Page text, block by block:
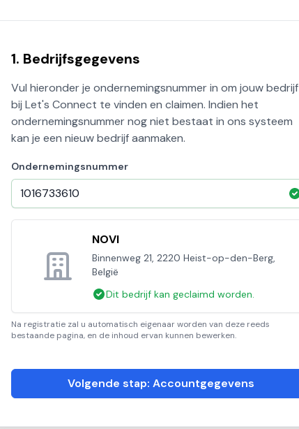
1. Bedrijfsgegevens
Vul hieronder je ondernemingsnummer in om jouw bedrijf
bij Let's Connect te vinden en claimen. Indien het
ondernemingsnummer nog niet bestaat in ons systeem
kan je een nieuw bedrijf aanmaken.
Ondernemingsnummer
NOVI
Binnenweg 21, 2220 Heist-op-den-Berg,
België
Dit bedrijf kan geclaimd worden.
Na registratie zal u automatisch eigenaar worden van deze reeds
bestaande pagina, en de inhoud ervan kunnen bewerken.
Volgende stap: Accountgegevens